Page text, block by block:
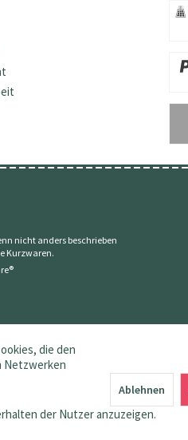
nicht anders beschrieben
Kurzwaren.
die den
Netzwerken
der Nutzer anzuzeigen.
Ablehnen